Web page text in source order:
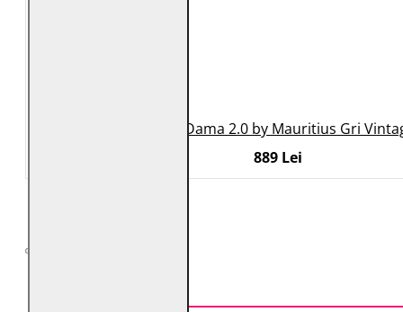
Geaca de Piele Dama 2.0 by Mauritius Gri
889 Lei